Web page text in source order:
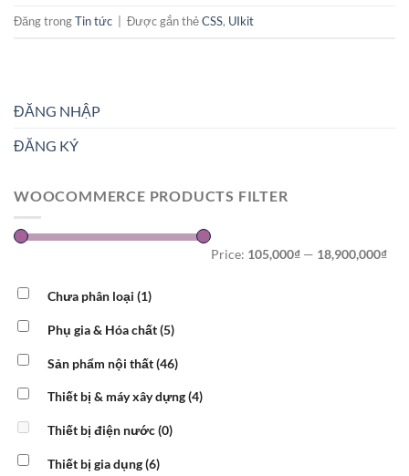
Đăng trongTin tức Được gắn thẻCSS, UIkit
ĐĂNG NHẬP
ĐĂNG KÝ
WOOCOMMERCE PRODUCTS FILTER
Price: 105,000₫ — 18,900,000₫
Chưa phân loại (1)
Phụ gia & Hóa chất(5)
Sản phẩm nội thất(46)
Thiết bị & máy xây dựng(4)
Thiết bị điện nước(0)
Thiết bị gia dụng(6)